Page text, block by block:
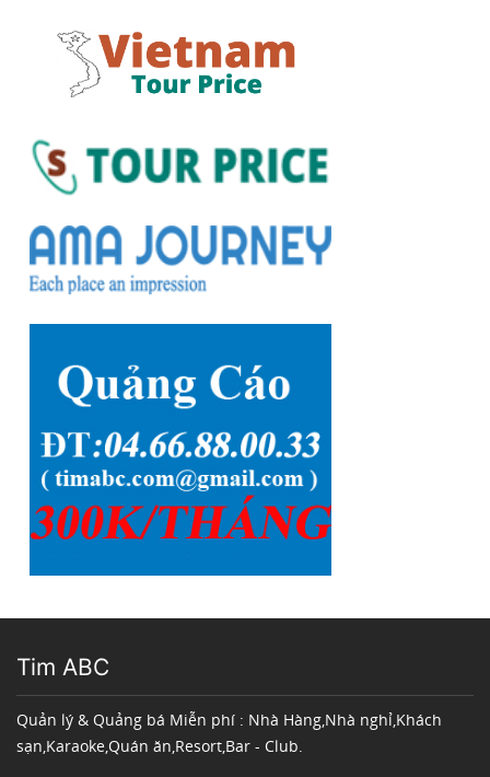
Tim ABC
Quản lý & Quảng bá Miễn phí : Nhà Hàng,Nhà nghỉ,Khách
sạn,Karaoke,Quán ăn,Resort,Bar - Club.